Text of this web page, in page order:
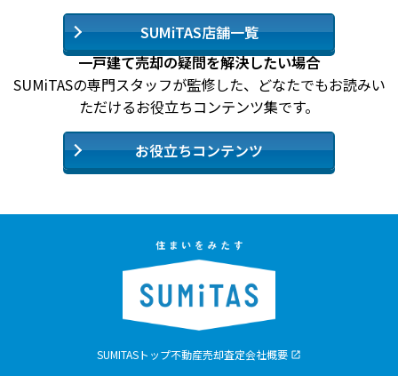
SUMiTAS店舗一覧
一戸建て売却の疑問を解決したい場合
SUMiTASの専門スタッフが監修した、どなたでもお読みい
ただけるお役立ちコンテンツ集です。
お役立ちコンテンツ
SUMITASトップ不動産売却査定会社概要